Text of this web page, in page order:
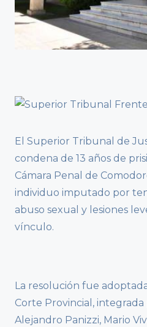
El Superior Tribunal de
condena de 13 años de
Cámara Penal de
individuo imputado por
abuso sexual y lesiones
vínculo.
La resolución fue
Corte Provincial,
Alejandro Panizzi, Mario